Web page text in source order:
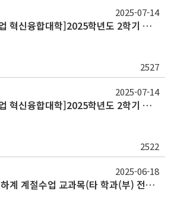
[공지] [에너지신산업 혁신융합대학]2025학년도 2학기 정규 교류 수학 안내(강원대, ~7/21)
2527
2025-07-14
[공지] [에너지신산업 혁신융합대학]2025학년도 2학기 정규 교류 수학 안내(전북대, ~7/15)
2522
2025-07-14
[안내] 2025학년도 하계 계절수업 교과목(타 학과(부) 전공 및 교양) 성적평가방법 선택제 신청 안내
2025-06-18